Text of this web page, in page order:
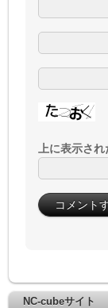
上に表示され
NC-cubeサイト